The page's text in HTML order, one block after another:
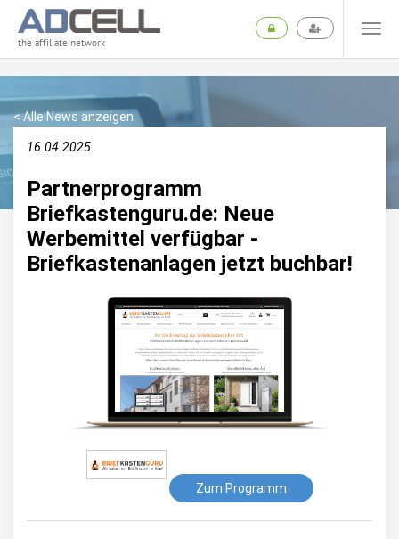
the affiliate network
< Alle News anzeigen
16.04.2025
Partnerprogramm
Briefkastenguru.de: Neue
Werbemittel verfügbar -
Briefkastenanlagen jetzt buchbar!
Zum Programm